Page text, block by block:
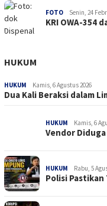
FOTO Senin, 24
KRI OWA-354
HUKUM
HUKUM Kamis, 6 Agustus 2026
Dua Kali Beraksi dalam
HUKUM Kamis, 6
Vendor
HUKUM Rabu, 5
Polisi